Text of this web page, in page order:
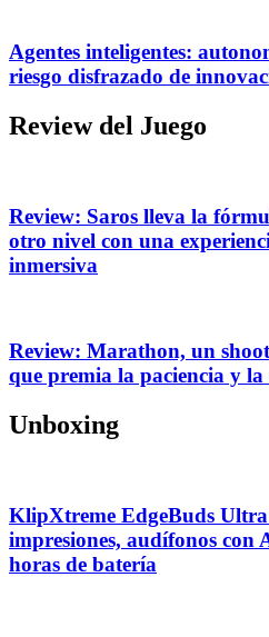
Agentes inteligentes:
riesgo disfrazado de
Review del Juego
Review: Saros lleva la
otro nivel con una
inmersiva
Review: Marathon, un
que premia la paciencia y la
Unboxing
KlipXtreme EdgeBuds
impresiones, audífonos con
horas de batería